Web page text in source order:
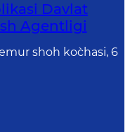
Davlat
Agentligi
shoh ko`chasi, 6